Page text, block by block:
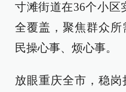
寸滩街道在36个小区
全覆盖，聚焦群众
民操心事、烦心事。
放眼重庆全市，稳